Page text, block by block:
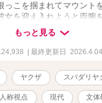
っこを掴まれてマウント
女を迎え入れようと両腕
飼い猫としてツンと辛辣
としていた二人の関係
なかった桐子は彼のそば
たオトナ二人の相変わ
みいただけたら幸いです
ノベルズにも投稿)
もっと見る
| 最終更新日 2026.4.04
ヤクザ スパダリヤ
称視点 現代 文体